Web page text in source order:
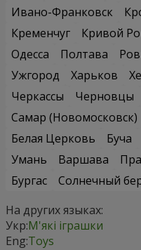
Ивано-Франковск
Кременчуг
Кривой
Одесса
Полтава
Ужгород
Харьков
Черкассы
Черновцы
Самар (Новомосковск)
Белая Церковь
Буча
Умань
Варшава
Бургас
Солнечный
На других языках:
Укр:М'які іграшки
Eng:Toys